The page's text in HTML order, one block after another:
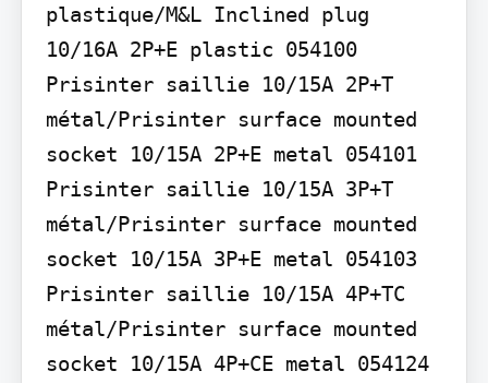
plastique/M&L Inclined plug
10/16A 2P+E plastic 054100
Prisinter saillie 10/15A 2P+T
métal/Prisinter surface mounted
socket 10/15A 2P+E metal 054101
Prisinter saillie 10/15A 3P+T
métal/Prisinter surface mounted
socket 10/15A 3P+E metal 054103
Prisinter saillie 10/15A 4P+TC
métal/Prisinter surface mounted
socket 10/15A 4P+CE metal 054124